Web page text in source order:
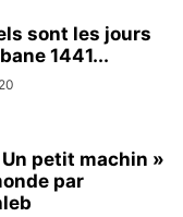
sont les jours
1441...
petit machin »
par